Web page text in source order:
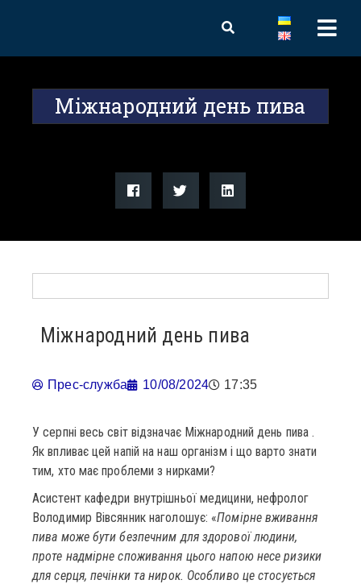
Міжнародний день пива
Міжнародний день пива
Прес-служба 10/08/2024 17:35
У серпні весь світ відзначає Міжнародний день пива .
Як впливає цей напій на наш організм і що варто знати
тим, хто має проблеми з нирками?
Асистент кафедри внутрішньої медицини, нефролог
Володимир Вівсянник наголошує: «Помірне вживання
пива може бути безпечним для здорової людини,
проте надмірне споживання цього напою несе ризики
для серця, печінки та нирок. Особливо це стосується